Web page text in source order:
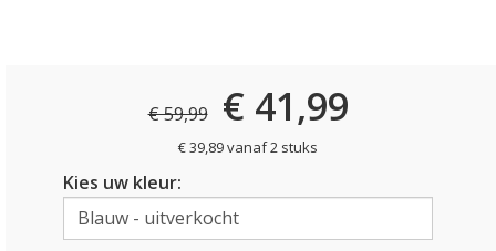
€ 59,99 € 41,99
€ 39,89 vanaf 2 stuks
Kies uw kleur: